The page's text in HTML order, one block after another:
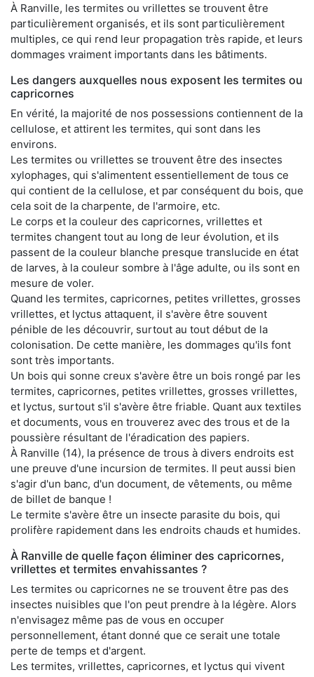
À Ranville, les termites ou vrillettes se trouvent être
particulièrement organisés, et ils sont particulièrement
multiples, ce qui rend leur propagation très rapide, et leurs
dommages vraiment importants dans les bâtiments.
Les dangers auxquelles nous exposent les termites ou
capricornes
En vérité, la majorité de nos possessions contiennent de la
cellulose, et attirent les termites, qui sont dans les
environs.
Les termites ou vrillettes se trouvent être des insectes
xylophages, qui s'alimentent essentiellement de tous ce
qui contient de la cellulose, et par conséquent du bois, que
cela soit de la charpente, de l'armoire, etc.
Le corps et la couleur des capricornes, vrillettes et
termites changent tout au long de leur évolution, et ils
passent de la couleur blanche presque translucide en état
de larves, à la couleur sombre à l'âge adulte, ou ils sont en
mesure de voler.
Quand les termites, capricornes, petites vrillettes, grosses
vrillettes, et lyctus attaquent, il s'avère être souvent
pénible de les découvrir, surtout au tout début de la
colonisation. De cette manière, les dommages qu'ils font
sont très importants.
Un bois qui sonne creux s'avère être un bois rongé par les
termites, capricornes, petites vrillettes, grosses vrillettes,
et lyctus, surtout s'il s'avère être friable. Quant aux textiles
et documents, vous en trouverez avec des trous et de la
poussière résultant de l'éradication des papiers.
À Ranville (14), la présence de trous à divers endroits est
une preuve d'une incursion de termites. Il peut aussi bien
s'agir d'un banc, d'un document, de vêtements, ou même
de billet de banque !
Le termite s'avère être un insecte parasite du bois, qui
prolifère rapidement dans les endroits chauds et humides.
À Ranville de quelle façon éliminer des capricornes,
vrillettes et termites envahissantes ?
Les termites ou capricornes ne se trouvent être pas des
insectes nuisibles que l'on peut prendre à la légère. Alors
n'envisagez même pas de vous en occuper
personnellement, étant donné que ce serait une totale
perte de temps et d'argent.
Les termites, vrillettes, capricornes, et lyctus qui vivent